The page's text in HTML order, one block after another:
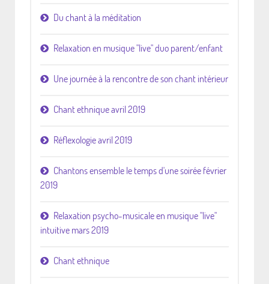
Du chant à la méditation
Relaxation en musique "live" duo parent/enfant
Une journée à la rencontre de son chant intérieur
Chant ethnique avril 2019
Réflexologie avril 2019
Chantons ensemble le temps d'une soirée février
2019
Relaxation psycho-musicale en musique "live"
intuitive mars 2019
Chant ethnique